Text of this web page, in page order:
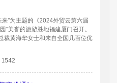
”为主题的《2024外贸云第六届
”美誉的旅游胜地福建厦门召开。
裁黄海华女士和来自全国几百位优
1542